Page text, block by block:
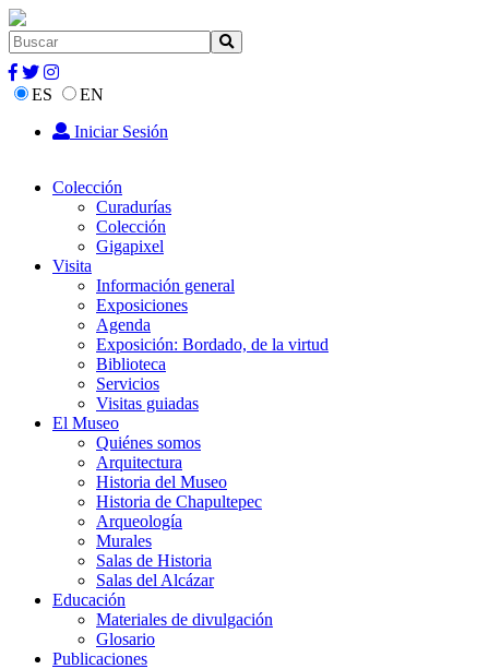
ES
EN
Iniciar Sesión
Colección
Curadurías
Colección
Gigapixel
Visita
Información general
Exposiciones
Agenda
Exposición: Bordado, de la virtud
Biblioteca
Servicios
Visitas guiadas
El Museo
Quiénes somos
Arquitectura
Historia del Museo
Historia de Chapultepec
Arqueología
Murales
Salas de Historia
Salas del Alcázar
Educación
Materiales de divulgación
Glosario
Publicaciones